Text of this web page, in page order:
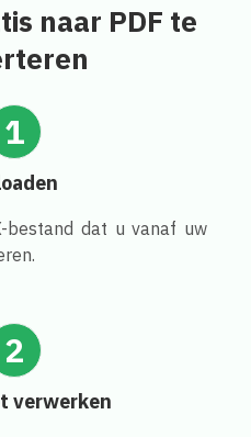
naar PDF te
1
bestand dat u vanaf uw
2
verwerken